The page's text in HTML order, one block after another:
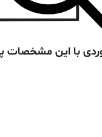
با این مشخصات